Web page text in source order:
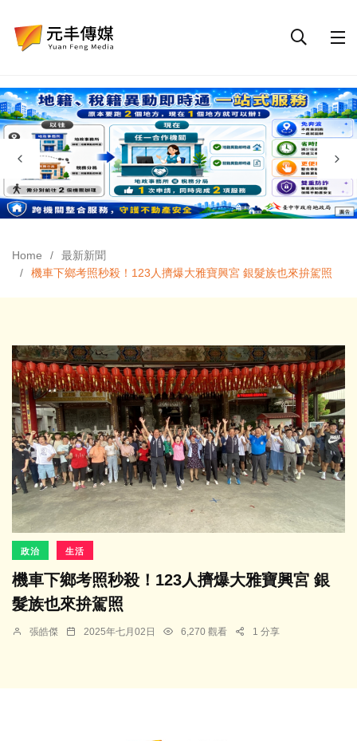
Home
最新新聞
機車下鄉考照秒殺！123人擠爆大雅寶興宮 銀髮族也來拚駕照
政治 生活
機車下鄉考照秒殺！123人擠爆大雅寶興宮 銀
髮族也來拚駕照
張皓傑 2025年七月02日 6,270 觀看 1 分享